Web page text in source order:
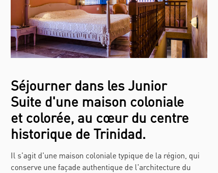
Séjourner dans les Junior
Suite d'une maison coloniale
et colorée, au cœur du centre
historique de Trinidad.
Il s'agit d'une maison coloniale typique de la région, qui
conserve une façade authentique de l'architecture du